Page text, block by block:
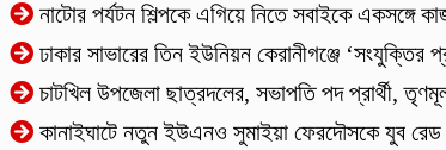
নাটোর পর্যটন শিল্পকে এগিয়ে নিতে সবাইকে একসঙ্গে
ঢাকার সাভারের তিন ইউনিয়ন কেরানীগঞ্জে ‘সংযুক্তির
চাটখিল উপজেলা ছাত্রদলের, সভাপতি পদ প্রার্থী,
কানাইঘাটে নতুন ইউএনও সুমাইয়া ফেরদৌসকে যুব রেড